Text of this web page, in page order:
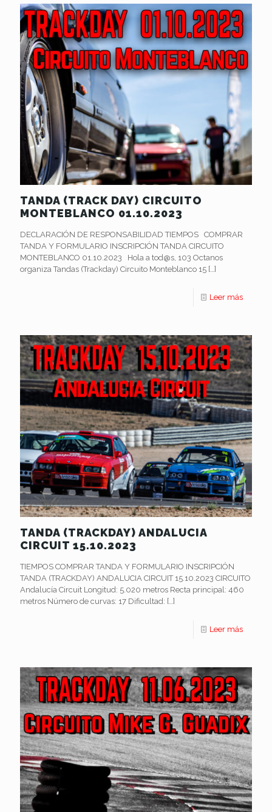
TANDA (TRACK DAY) CIRCUITO
MONTEBLANCO 01.10.2023
DECLARACIÓN DE RESPONSABILIDAD TIEMPOS COMPRAR
TANDA Y FORMULARIO INSCRIPCIÓN TANDA CIRCUITO
MONTEBLANCO 01.10.2023 Hola a tod@s, 103 Octanos
organiza Tandas (Trackday) Circuito Monteblanco 15 […]
Leer más
TANDA (TRACKDAY) ANDALUCIA
CIRCUIT 15.10.2023
TIEMPOS COMPRAR TANDA Y FORMULARIO INSCRIPCIÓN
TANDA (TRACKDAY) ANDALUCIA CIRCUIT 15.10.2023 CIRCUITO
Andalucía Circuit Longitud: 5.020 metros Recta principal: 460
metros Número de curvas: 17 Dificultad: […]
Leer más